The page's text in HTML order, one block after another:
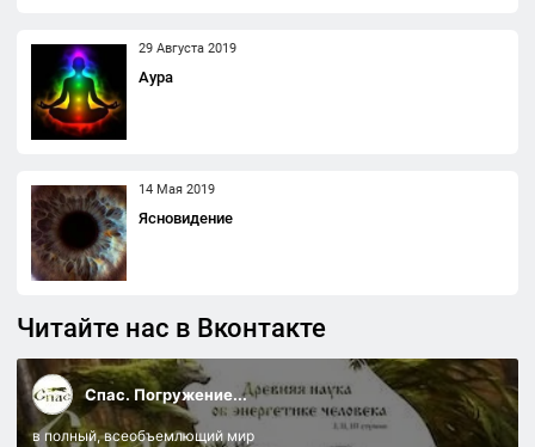
29 Августа 2019
Аура
14 Мая 2019
Ясновидение
Читайте нас в Вконтакте
Спас. Погружение...
в полный, всеобъемлющий мир